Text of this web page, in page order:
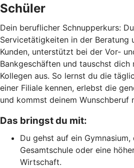
Schüler
Dein beruflicher Schnupperkurs:
Servicetätigkeiten in der Beratung
Kunden, unterstützt bei der Vor-
Bankgeschäften und tauschst dich
Kollegen aus. So lernst du die
einer Filiale kennen, erlebst die
und kommst deinem Wunschberuf
Das bringst du mit:
Du gehst auf ein Gymnasium,
Gesamtschule oder eine
Wirtschaft.